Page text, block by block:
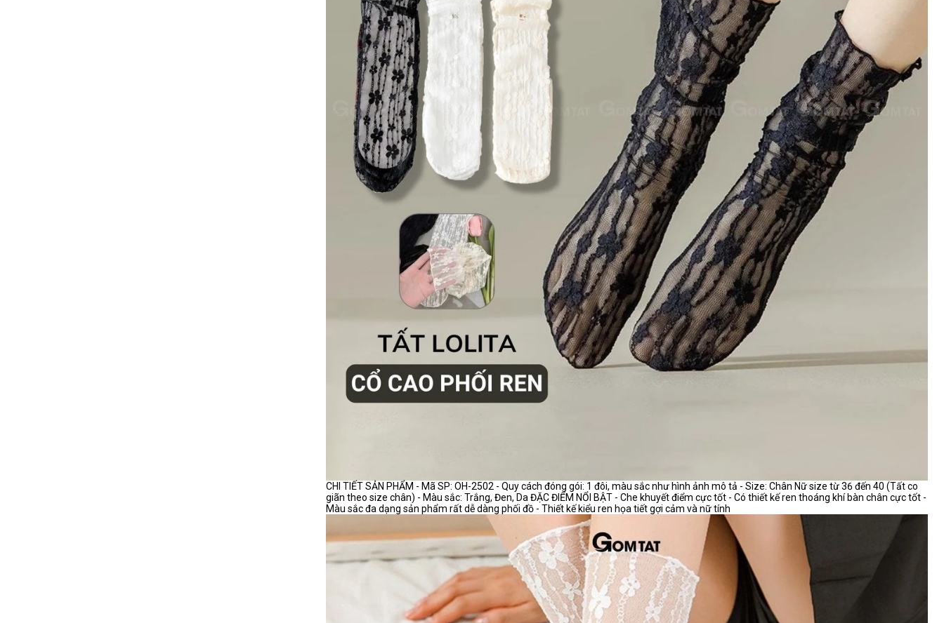
CHI TIẾT SẢN PHẨM - Mã SP: OH-2502 - Quy cách đóng gói: 1 đôi, màu sắc như hình ảnh mô tả - Size: Chân Nữ size từ 36 đến 40 (Tất co
giãn theo size chân) - Màu sắc: Trắng, Đen, Da ĐẶC ĐIỂM NỔI BẬT - Che khuyết điểm cực tốt - Có thiết kế ren thoáng khí bàn chân cực tốt -
Màu sắc đa dạng sản phẩm rất dễ dàng phối đồ - Thiết kế kiểu ren họa tiết gợi cảm và nữ tính